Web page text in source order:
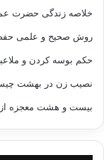
خلاصه زندگی حضرت
روش صحیح و علمی
حکم بوسه کردن و
نصیب زن در بهشت
بیست و هشت معجزه